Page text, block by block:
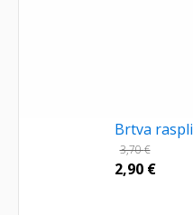
Brtva
3,70€
2,90 €